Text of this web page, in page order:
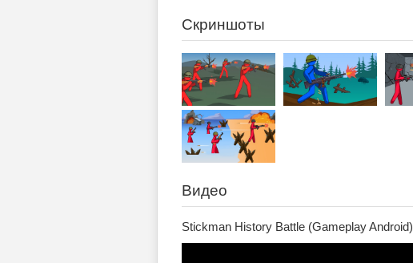
Скриншоты
Видео
Stickman History Battle (Gameplay Android)